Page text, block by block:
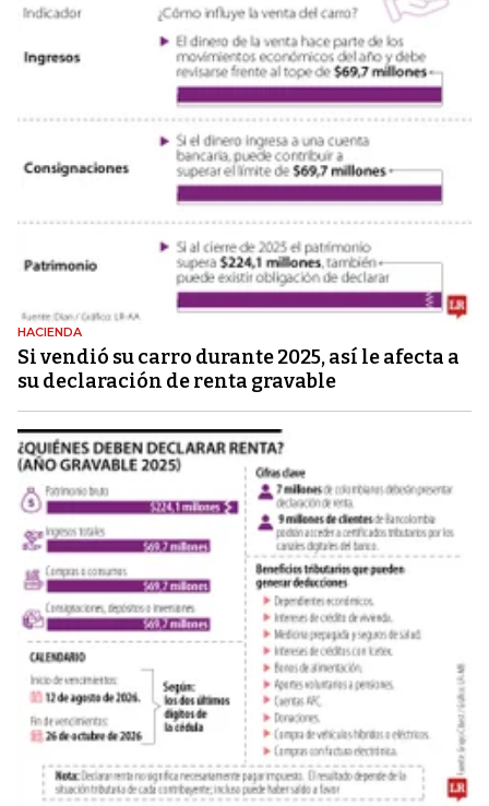
HACIENDA
Si vendió su carro durante 2025, así le afecta a
su declaración de renta gravable